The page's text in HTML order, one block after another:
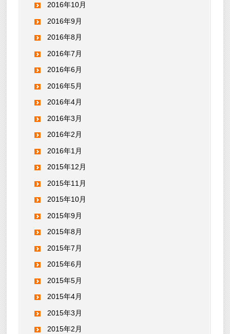
2016年10月
2016年9月
2016年8月
2016年7月
2016年6月
2016年5月
2016年4月
2016年3月
2016年2月
2016年1月
2015年12月
2015年11月
2015年10月
2015年9月
2015年8月
2015年7月
2015年6月
2015年5月
2015年4月
2015年3月
2015年2月